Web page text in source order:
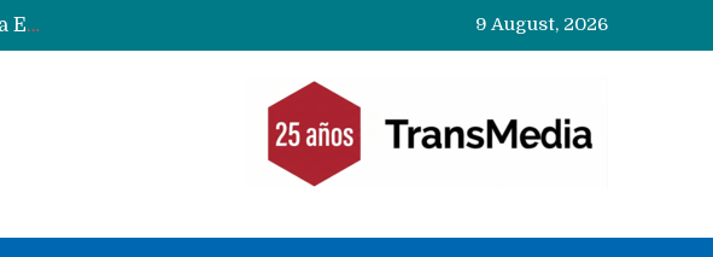
Data Centers de Huawei en Chile, México, Brasil,Perú y Argentina podrían verse afectados por arremetida de EE.UU
Fabricantes suben precios de teléfonos y ganan más dinero en un mercado donde Xiaomi alerta por no mejorar ventas
9 August, 2026